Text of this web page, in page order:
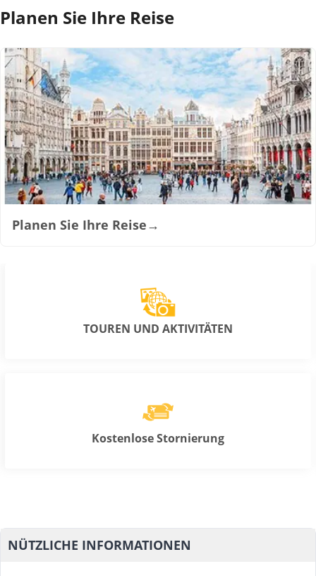
Planen Sie Ihre Reise
Planen Sie Ihre Reise→
TOUREN UND AKTIVITÄTEN
Kostenlose Stornierung
NÜTZLICHE INFORMATIONEN